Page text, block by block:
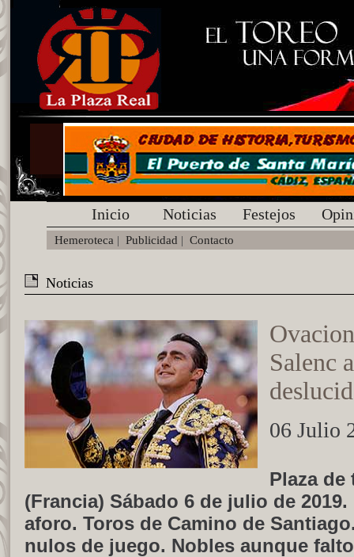
Inicio Noticias Festejos
Hemeroteca | Publicidad | Contacto
Noticias
Salenc
06 Julio
Plaza de
(Francia) Sábado 6 de julio de
aforo. Toros de Camino de
nulos de juego. Nobles aunque